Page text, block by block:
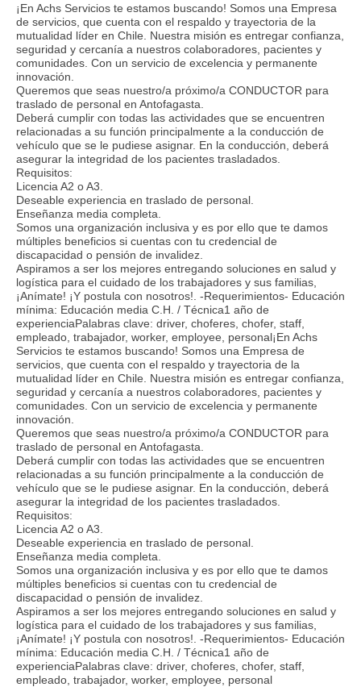
¡En Achs Servicios te estamos buscando! Somos una Empresa
de servicios, que cuenta con el respaldo y trayectoria de la
mutualidad líder en Chile. Nuestra misión es entregar confianza,
seguridad y cercanía a nuestros colaboradores, pacientes y
comunidades. Con un servicio de excelencia y permanente
innovación.
Queremos que seas nuestro/a próximo/a CONDUCTOR para
traslado de personal en Antofagasta.
Deberá cumplir con todas las actividades que se encuentren
relacionadas a su función principalmente a la conducción de
vehículo que se le pudiese asignar. En la conducción, deberá
asegurar la integridad de los pacientes trasladados.
Requisitos:
Licencia A2 o A3.
Deseable experiencia en traslado de personal.
Enseñanza media completa.
Somos una organización inclusiva y es por ello que te damos
múltiples beneficios si cuentas con tu credencial de
discapacidad o pensión de invalidez.
Aspiramos a ser los mejores entregando soluciones en salud y
logística para el cuidado de los trabajadores y sus familias,
¡Anímate! ¡Y postula con nosotros!. -Requerimientos- Educación
mínima: Educación media C.H. / Técnica1 año de
experienciaPalabras clave: driver, choferes, chofer, staff,
empleado, trabajador, worker, employee, personal¡En Achs
Servicios te estamos buscando! Somos una Empresa de
servicios, que cuenta con el respaldo y trayectoria de la
mutualidad líder en Chile. Nuestra misión es entregar confianza,
seguridad y cercanía a nuestros colaboradores, pacientes y
comunidades. Con un servicio de excelencia y permanente
innovación.
Queremos que seas nuestro/a próximo/a CONDUCTOR para
traslado de personal en Antofagasta.
Deberá cumplir con todas las actividades que se encuentren
relacionadas a su función principalmente a la conducción de
vehículo que se le pudiese asignar. En la conducción, deberá
asegurar la integridad de los pacientes trasladados.
Requisitos:
Licencia A2 o A3.
Deseable experiencia en traslado de personal.
Enseñanza media completa.
Somos una organización inclusiva y es por ello que te damos
múltiples beneficios si cuentas con tu credencial de
discapacidad o pensión de invalidez.
Aspiramos a ser los mejores entregando soluciones en salud y
logística para el cuidado de los trabajadores y sus familias,
¡Anímate! ¡Y postula con nosotros!. -Requerimientos- Educación
mínima: Educación media C.H. / Técnica1 año de
experienciaPalabras clave: driver, choferes, chofer, staff,
empleado, trabajador, worker, employee, personal